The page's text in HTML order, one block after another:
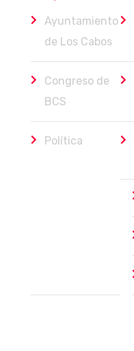
Ayuntamiento
de Los Cabos
Congreso de
BCS
Política